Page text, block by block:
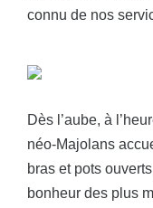
connu de nos
Dès l’aube, à
néo-Majolans
bras et pots
bonheur des plus